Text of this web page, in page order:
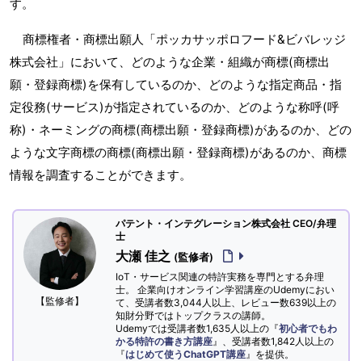
す。
商標権者・商標出願人「ポッカサッポロフード&ビバレッジ
株式会社」において、どのような企業・組織が商標(商標出
願・登録商標)を保有しているのか、どのような指定商品・指
定役務(サービス)が指定されているのか、どのような称呼(呼
称)・ネーミングの商標(商標出願・登録商標)があるのか、どの
ような文字商標の商標(商標出願・登録商標)があるのか、商標
情報を調査することができます。
【監修者】
パテント・インテグレーション株式会社 CEO/弁理
士
大瀬 佳之 (監修者)
IoT・サービス関連の特許実務を専門とする弁理
士。 企業向けオンライン学習講座のUdemyにおい
て、受講者数3,044人以上、レビュー数639以上の
知財分野ではトップクラスの講師。
Udemyでは受講者数1,635人以上の『初心者でもわ
かる特許の書き方講座 』、受講者数1,842人以上の
『はじめて使うChatGPT講座 』を提供。